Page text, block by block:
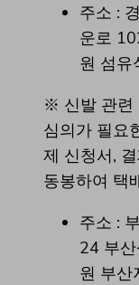
주소 :
운로
원 섬유
※ 신발 관련
심의가 필요
제 신청서,
동봉하여 택
주소 :
24 부
원 부산